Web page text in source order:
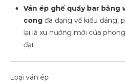
Ván ép ghế quầy bar bằng
cong đa dạng về kiểu dáng,
lại là xu hướng mới của
đại.
Loại ván ép